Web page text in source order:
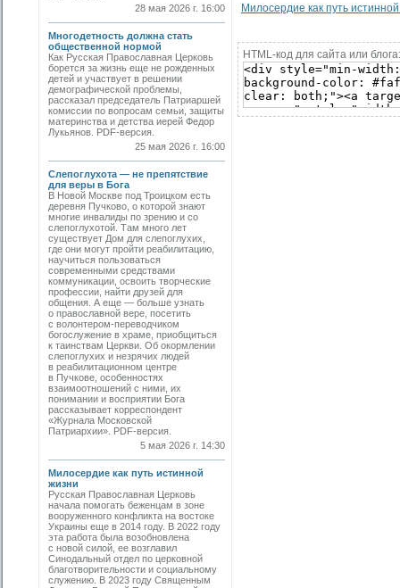
28 мая 2026 г. 16:00
Многодетность должна стать
общественной нормой
Как Русская Православная Церковь
борется за жизнь еще не рожденных
детей и участвует в решении
демографической проблемы,
рассказал председатель Патриаршей
комиссии по вопросам семьи, защиты
материнства и детства иерей Федор
Лукьянов. PDF-версия.
25 мая 2026 г. 16:00
Слепоглухота — не препятствие
для веры в Бога
В Новой Москве под Троицком есть
деревня Пучково, о которой знают
многие инвалиды по зрению и со
слепоглухотой. Там много лет
существует Дом для слепоглухих,
где они могут пройти реабилитацию,
научиться пользоваться
современными средствами
коммуникации, освоить творческие
профессии, найти друзей для
общения. А еще — больше узнать
о православной вере, посетить
с волонтером-переводчиком
богослужение в храме, приобщиться
к таинствам Церкви. Об окормлении
слепоглухих и незрячих людей
в реабилитационном центре
в Пучкове, особенностях
взаимоотношений с ними, их
понимании и восприятии Бога
рассказывает корреспондент
«Журнала Московской
Патриархии». PDF-версия.
5 мая 2026 г. 14:30
Милосердие как путь истинной
жизни
Русская Православная Церковь
начала помогать беженцам в зоне
вооруженного конфликта на востоке
Украины еще в 2014 году. В 2022 году
эта работа была возобновлена
с новой силой, ее возглавил
Синодальный отдел по церковной
благотворительности и социальному
служению. В 2023 году Священным
Милосердие как путь
HTML-код для сайта или блога: